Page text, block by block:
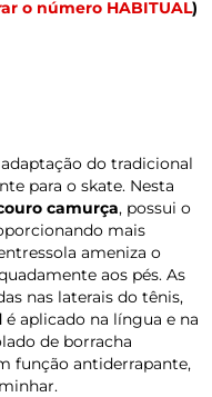
o número HABITUAL)
do tradicional
para o skate. Nesta
camurça, possui o
mais
ameniza o
aos pés. As
nas laterais do tênis,
é aplicado na língua e na
de borracha
função antiderrapante,